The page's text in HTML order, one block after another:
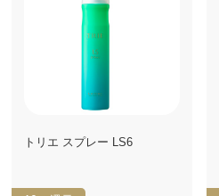
トリエ スプレー LS6